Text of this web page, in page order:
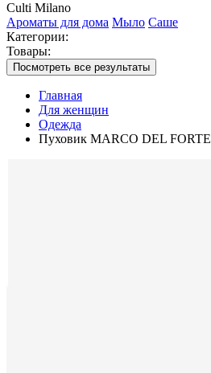
Culti Milano
Ароматы для дома Мыло Саше
Категории:
Товары:
Посмотреть все результаты
Главная
Для женщин
Одежда
Пуховик MARCO DEL FORTE